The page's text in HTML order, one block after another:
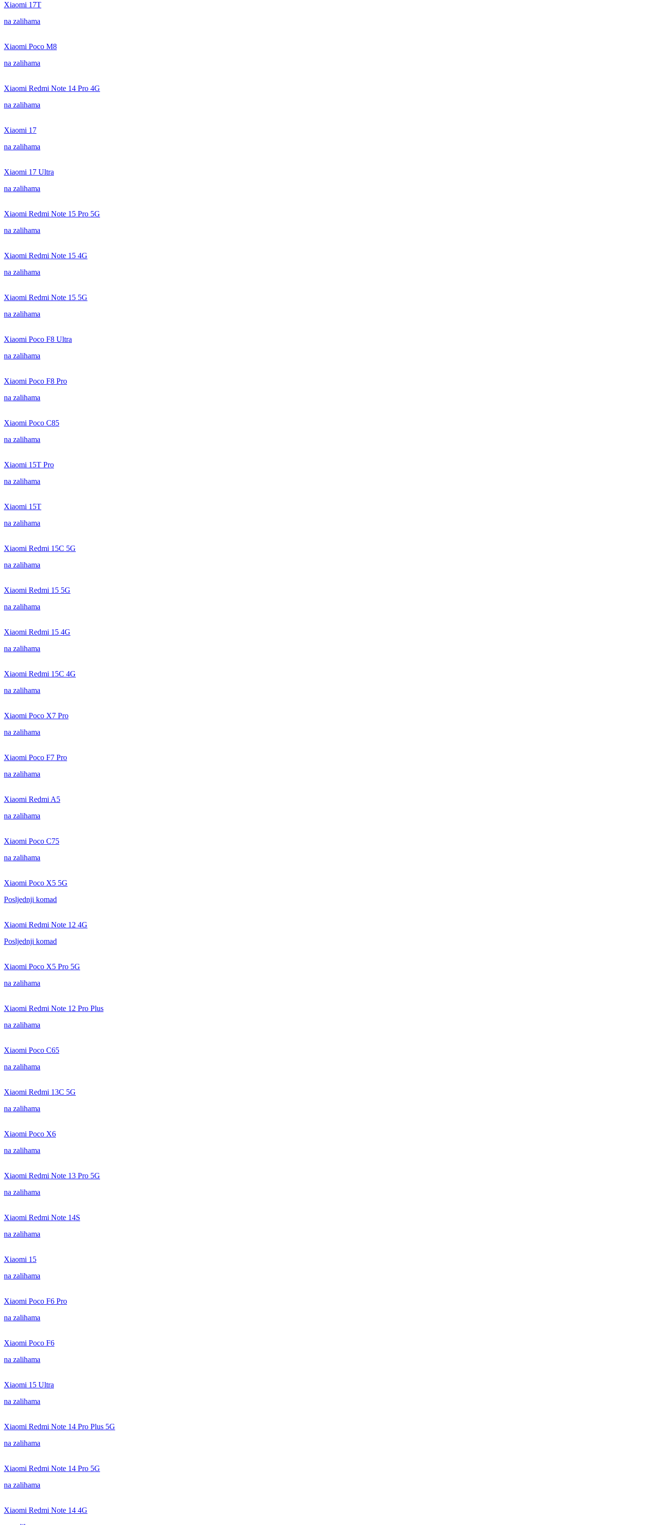
Xiaomi 17T
na zalihama
Xiaomi Poco M8
na zalihama
Xiaomi Redmi Note 14 Pro 4G
na zalihama
Xiaomi 17
na zalihama
Xiaomi 17 Ultra
na zalihama
Xiaomi Redmi Note 15 Pro 5G
na zalihama
Xiaomi Redmi Note 15 4G
na zalihama
Xiaomi Redmi Note 15 5G
na zalihama
Xiaomi Poco F8 Ultra
na zalihama
Xiaomi Poco F8 Pro
na zalihama
Xiaomi Poco C85
na zalihama
Xiaomi 15T Pro
na zalihama
Xiaomi 15T
na zalihama
Xiaomi Redmi 15C 5G
na zalihama
Xiaomi Redmi 15 5G
na zalihama
Xiaomi Redmi 15 4G
na zalihama
Xiaomi Redmi 15C 4G
na zalihama
Xiaomi Poco X7 Pro
na zalihama
Xiaomi Poco F7 Pro
na zalihama
Xiaomi Redmi A5
na zalihama
Xiaomi Poco C75
na zalihama
Xiaomi Poco X5 5G
Posljednji komad
Xiaomi Redmi Note 12 4G
Posljednji komad
Xiaomi Poco X5 Pro 5G
na zalihama
Xiaomi Redmi Note 12 Pro Plus
na zalihama
Xiaomi Poco C65
na zalihama
Xiaomi Redmi 13C 5G
na zalihama
Xiaomi Poco X6
na zalihama
Xiaomi Redmi Note 13 Pro 5G
na zalihama
Xiaomi Redmi Note 14S
na zalihama
Xiaomi 15
na zalihama
Xiaomi Poco F6 Pro
na zalihama
Xiaomi Poco F6
na zalihama
Xiaomi 15 Ultra
na zalihama
Xiaomi Redmi Note 14 Pro Plus 5G
na zalihama
Xiaomi Redmi Note 14 Pro 5G
na zalihama
Xiaomi Redmi Note 14 4G